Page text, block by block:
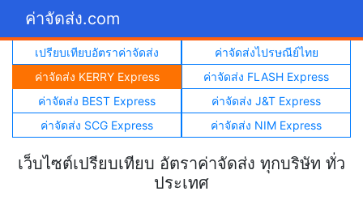
ค่าจัดส่ง.com
เปรียบเทียบอัตราค่าจัดส่ง
ค่าจัดส่งไปรษณีย์ไทย
ค่าจัดส่ง KERRY Express
ค่าจัดส่ง FLASH Express
ค่าจัดส่ง BEST Express
ค่าจัดส่ง J&T Express
ค่าจัดส่ง SCG Express
ค่าจัดส่ง NIM Express
เว็บไซต์เปรียบเทียบ อัตราค่าจัดส่ง ทุกบริษัท ทั่ว
ประเทศ